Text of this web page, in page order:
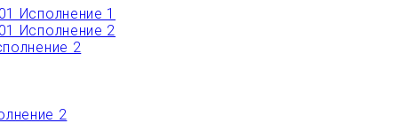
Исполнение 1
Исполнение 2
2
2